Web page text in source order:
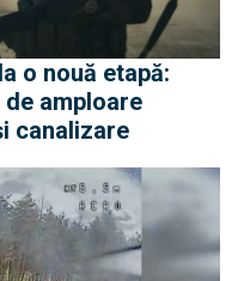
o nouă etapă:
amploare
canalizare